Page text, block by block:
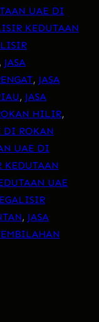
UAE DI
KEDUTAAN
, JASA
, JASA
, JASA
HILIR
DI ROKAN
UAE DI
KEDUTAAN
UAE
, JASA